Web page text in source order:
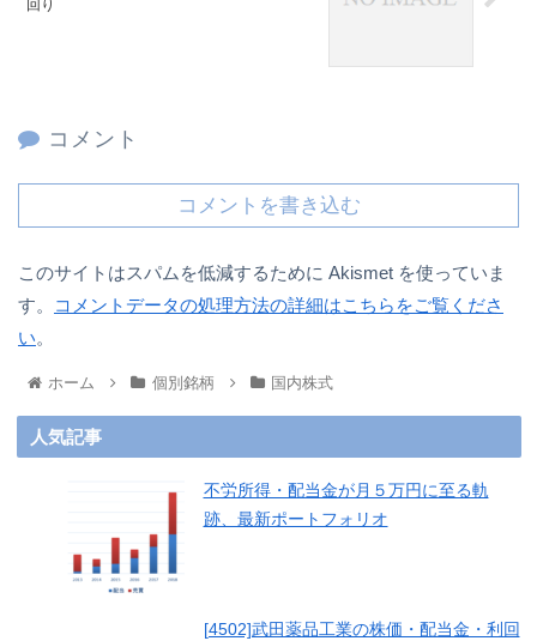
回り
コメント
コメントを書き込む
このサイトはスパムを低減するために Akismet を使っていま
す。
コメントデータの処理方法の詳細はこちらをご覧くださ
い。
ホーム 個別銘柄 国内株式
人気記事
不労所得・配当金が月５万円に至る軌
跡、最新ポートフォリオ
[4502]武田薬品工業の株価・配当金・利回